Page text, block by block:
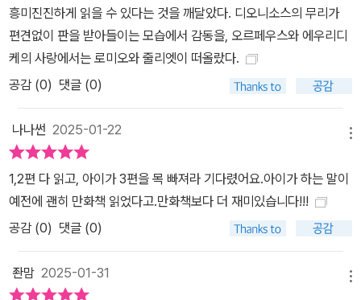
록 해준다. 신화의 방대함과 다양한 설(說)을 친절한 주석으로 설명
하다 《고정욱 그리스 로마 신화》는 30년 이상 글쓰기에 매진해온 고
정욱 작가의 모든 것을 담아낸 역작이라 할 만하다. 오랜 시간 구전으
로 전해져 다양한 이설(異說)로 존재하는 신화의 특성상 얽히고설킨
시각으로 친절한 주석을 더했다. 이는 글 읽기의 즐거움을 방해하지
않도록 유연한 이야기의 흐름을 유지한 채 주석으로 독자의 이해를
도와준다. 이와 함께 《그리스 로마 신화》에서 파생된 다양한 인문학
적· 사회문화적 역사적 지식을 더해 어린이 청소년 독자가 지적으로
러스트로 담아내다 《고정욱 그리스 로마 신화》에는 우리에게 익숙한
국지》에 이어 새로운 느낌으로 탄생한 신과 영웅들은 책 속에서 금방
흥미진진하게 읽을 수 있다는 것을 깨달았다. 디오니소스의 무리가
편견없이 판을 받아들이는 모습에서 감동을, 오르페우스와 에우리디
케의 사랑에서는 로미오와 줄리엣이 떠올랐다.
공감 (0) 댓글 (0)
나나썬 2025-01-22
1,2편 다 읽고, 아이가 3편을 목 빠져라 기다렸어요.아이가 하는 말이
예전에 괜히 만화책 읽었다고.만화책보다 더 재미있습니다!!!
공감 (0) 댓글 (0)
좐맘 2025-01-31